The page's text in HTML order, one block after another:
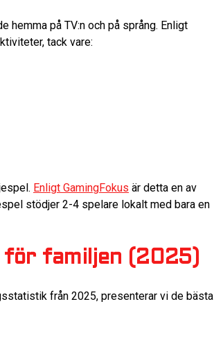
hemma på TV:n och på språng. Enligt
tack vare:
Enligt GamingFokus är detta en av
stödjer 2-4 spelare lokalt med bara en
för familjen (2025)
från 2025, presenterar vi de bästa